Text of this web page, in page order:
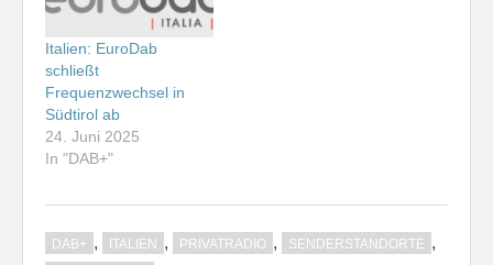
Italien: EuroDab
schließt
Frequenzwechsel in
Südtirol ab
24. Juni 2025
In "DAB+"
DAB+ , ITALIEN , PRIVATRADIO , SENDERSTANDORTE ,